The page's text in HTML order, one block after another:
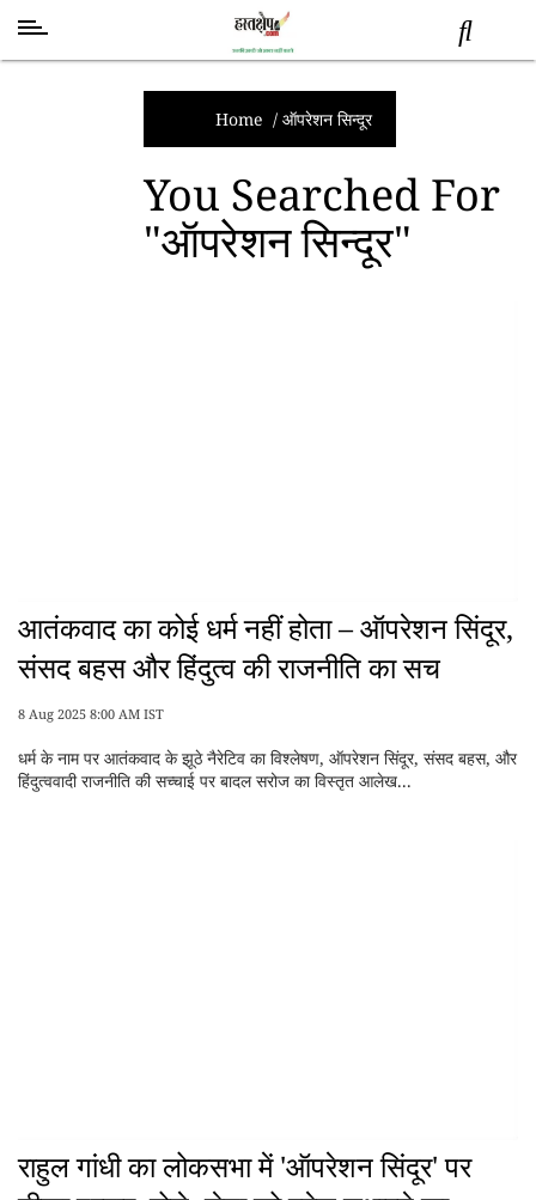
Home / ऑपरेशन सिन्दूर
You Searched For
"ऑपरेशन सिन्दूर"
आतंकवाद का कोई धर्म नहीं होता – ऑपरेशन सिंदूर,
संसद बहस और हिंदुत्व की राजनीति का सच
8 Aug 2025 8:00 AM IST
धर्म के नाम पर आतंकवाद के झूठे नैरेटिव का विश्लेषण, ऑपरेशन सिंदूर, संसद बहस, और
हिंदुत्ववादी राजनीति की सच्चाई पर बादल सरोज का विस्तृत आलेख...
राहुल गांधी का लोकसभा में 'ऑपरेशन सिंदूर' पर